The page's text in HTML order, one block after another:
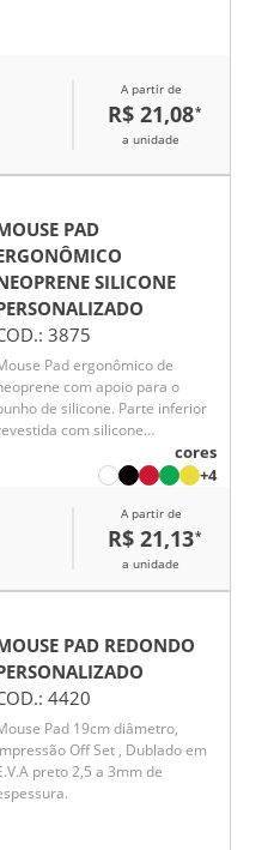
mesa. Ideal como brinde
corporativo funcional, valoriza a
rotina de trabalho com
A partir de
R$ 21,08*
a unidade
PAD
SILICONE
3875
Pad ergonômico de
com apoio para o
de silicone. Parte inferior
com silicone
cores
+4
A partir de
R$ 21,13*
a unidade
PAD REDONDO
4420
Pad 19cm diâmetro,
Off Set , Dublado em
preto 2,5 a 3mm de